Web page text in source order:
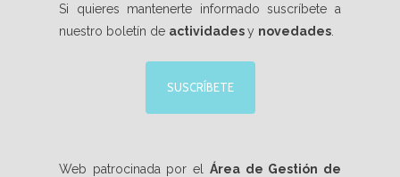
Si quieres mantenerte informado suscríbete a
nuestro boletín de actividadesy novedades
SUSCRÍBETE
Web patrocinada por el Área de Gestión de